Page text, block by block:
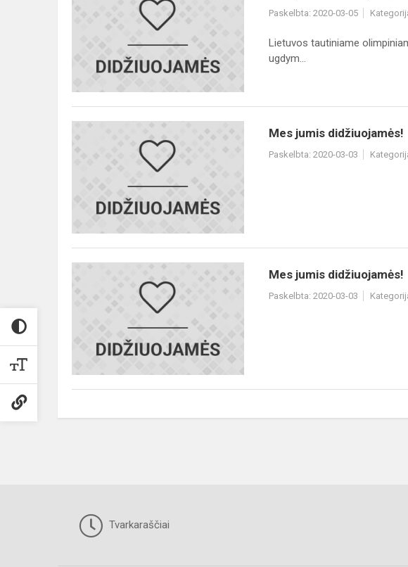
Paskelbta: 2020-03-05
Lietuvos tautiniame
ugdym...
Mes jumis didžiuojamės!
Paskelbta: 2020-03-03
Mes jumis didžiuojamės!
Paskelbta: 2020-03-03
Tvarkaraščiai